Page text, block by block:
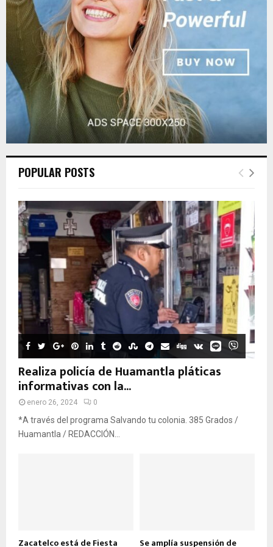
C
POPULAR POSTS
Realiza policía de Huamantla pláticas
informativas con la...
enero 26, 2024 0
*A través del programa Salvando tu colonia. 385 Grados /
Huamantla / REDACCIÓN...
Zacatelco está de Fiesta Se amplía suspensión de